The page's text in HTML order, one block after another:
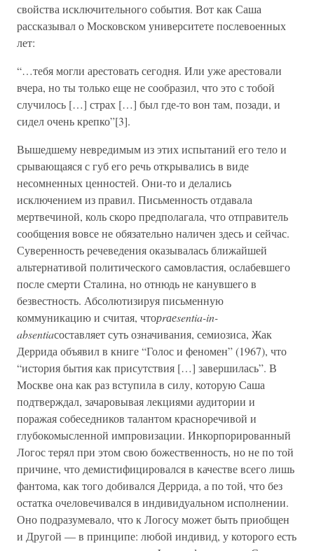
свойства исключительного события. Вот как Саша
рассказывал о Московском университете послевоенных
лет:
“…тебя могли арестовать сегодня. Или уже арестовали
вчера, но ты только еще не сообразил, что это с тобой
случилось […] страх […] был где-то вон там, позади, и
сидел очень крепко”[3].
Вышедшему невредимым из этих испытаний его тело и
срывающаяся с губ его речь открывались в виде
несомненных ценностей. Они-то и делались
исключением из правил. Письменность отдавала
мертвечиной, коль скоро предполагала, что отправитель
сообщения вовсе не обязательно наличен здесь и сейчас.
Суверенность речеведения оказывалась ближайшей
альтернативой политического самовластия, ослабевшего
после смерти Сталина, но отнюдь не канувшего в
безвестность. Абсолютизируя письменную
коммуникацию и считая, чторrаеsentia-in-
absentiaсоставляет суть означивания, семиозиса, Жак
Деррида объявил в книге “Голос и феномен” (1967), что
“история бытия как присутствия […] завершилась”. В
Москве она как раз вступила в силу, которую Саша
подтверждал, зачаровывая лекциями аудитории и
поражая собеседников талантом красноречивой и
глубокомысленной импровизации. Инкорпорированный
Логос терял при этом свою божественность, но не по той
причине, что демистифицировался в качестве всего лишь
фантома, как того добивался Деррида, а по той, что без
остатка очеловечивался в индивидуальном исполнении.
Оно подразумевало, что к Логосу может быть приобщен
и Другой — в принципе: любой индивид, у которого есть